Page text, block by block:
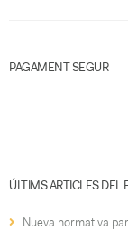
PAGAMENT SEGUR
ÚLTIMS ARTICLES DEL
Nueva normativa